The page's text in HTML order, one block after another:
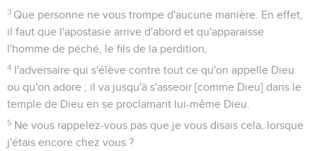
3 Que personne ne vous trompe d'aucune manière. En effet,
il faut que l'apostasie arrive d'abord et qu'apparaisse
l'homme de péché, le fils de la perdition,
4 l'adversaire qui s'élève contre tout ce qu'on appelle Dieu
ou qu'on adore ; il va jusqu'à s'asseoir [comme Dieu] dans le
temple de Dieu en se proclamant lui-même Dieu.
5 Ne vous rappelez-vous pas que je vous disais cela, lorsque
j'étais encore chez vous ?